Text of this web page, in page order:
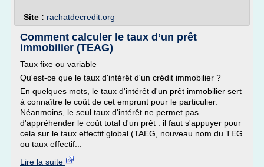
Site : rachatdecredit.org
Comment calculer le taux d’un prêt
immobilier (TEAG)
Taux fixe ou variable
Qu'est-ce que le taux d'intérêt d'un crédit immobilier ?
En quelques mots, le taux d'intérêt d'un prêt immobilier sert
à connaître le coût de cet emprunt pour le particulier.
Néanmoins, le seul taux d'intérêt ne permet pas
d'appréhender le coût total d'un prêt : il faut s'appuyer pour
cela sur le taux effectif global (TAEG, nouveau nom du TEG
ou taux effectif...
Lire la suite